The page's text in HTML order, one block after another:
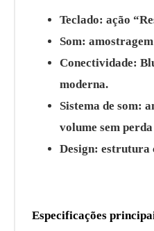
Teclado: ação
Som:
Conectividade:
moderna.
Sistema de som:
volume sem
Design: estrutura
Especificações